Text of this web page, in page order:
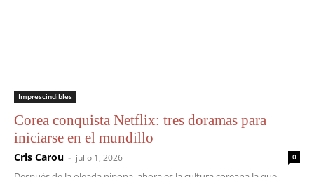
Imprescindibles
Corea conquista Netflix: tres doramas para
iniciarse en el mundillo
Cris Carou - julio 1, 2026 0